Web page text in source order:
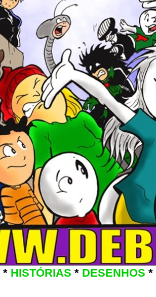
* HISTÓRIAS * DESENHOS *